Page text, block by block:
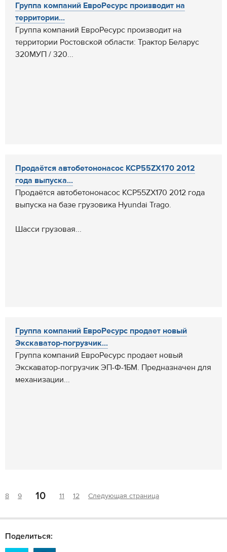
Группа компаний ЕвроРесурс производит на
территории...
Группа компаний ЕвроРесурс производит на
территории Ростовской области: Трактор Беларус
320МУП / 320...
Продаётся автобетононасос KCP55ZX170 2012
года выпуска...
Продаётся автобетононасос KCP55ZX170 2012 года
выпуска на базе грузовика Hyundai Trago.
Шасси грузовая...
Группа компаний ЕвроРесурс продает новый
Экскаватор-погрузчик...
Группа компаний ЕвроРесурс продает новый
Экскаватор-погрузчик ЭП-Ф-1БМ. Предназначен для
механизации...
8 9 10 11 12 Следующая страница
Поделиться: